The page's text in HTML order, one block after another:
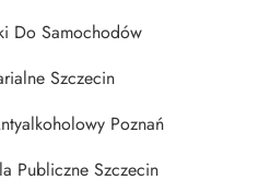
Do Samochodów
Szczecin
Poznań
Publiczne Szczecin